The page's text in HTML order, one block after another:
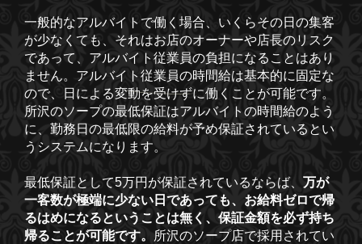
一般的なアルバイトで働く場合、いくらその日の集客
が少なくても、それはお店のオーナーや店長のリスク
であって、アルバイト従業員の負担になることはあり
ません。アルバイト従業員の時間給は基本的に固定な
ので、日による変動を受けずに働くことが可能です。
所沢のソープの最低保証はアルバイトの時間給のよう
に、勤務日の最低限の給料が予め保証されているとい
うシステムになります。
最低保証として5万円が保証されているならば、 万が
一客数が極端に少ない日であっても、お給料ゼロで帰
るはめになるということは無く、保証金額を必ず持ち
帰ることが可能です。 所沢のソープ店で採用されてい